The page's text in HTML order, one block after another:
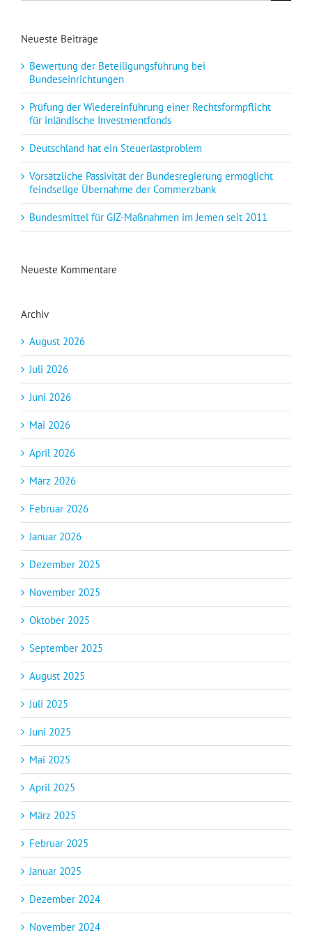
Neueste Beiträge
Bewertung der Beteiligungsführung bei
Bundeseinrichtungen
Prüfung der Wiedereinführung einer Rechtsformpflicht
für inländische Investmentfonds
Deutschland hat ein Steuerlastproblem
Vorsätzliche Passivität der Bundesregierung ermöglicht
feindselige Übernahme der Commerzbank
Bundesmittel für GIZ-Maßnahmen im Jemen seit 2011
Neueste Kommentare
Archiv
August 2026
Juli 2026
Juni 2026
Mai 2026
April 2026
März 2026
Februar 2026
Januar 2026
Dezember 2025
November 2025
Oktober 2025
September 2025
August 2025
Juli 2025
Juni 2025
Mai 2025
April 2025
März 2025
Februar 2025
Januar 2025
Dezember 2024
November 2024